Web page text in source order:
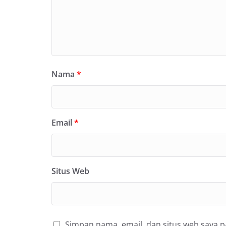
Nama *
Email*
Situs Web